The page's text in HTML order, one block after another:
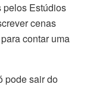
pelos Estúdios
cenas
contar uma
pode sair do